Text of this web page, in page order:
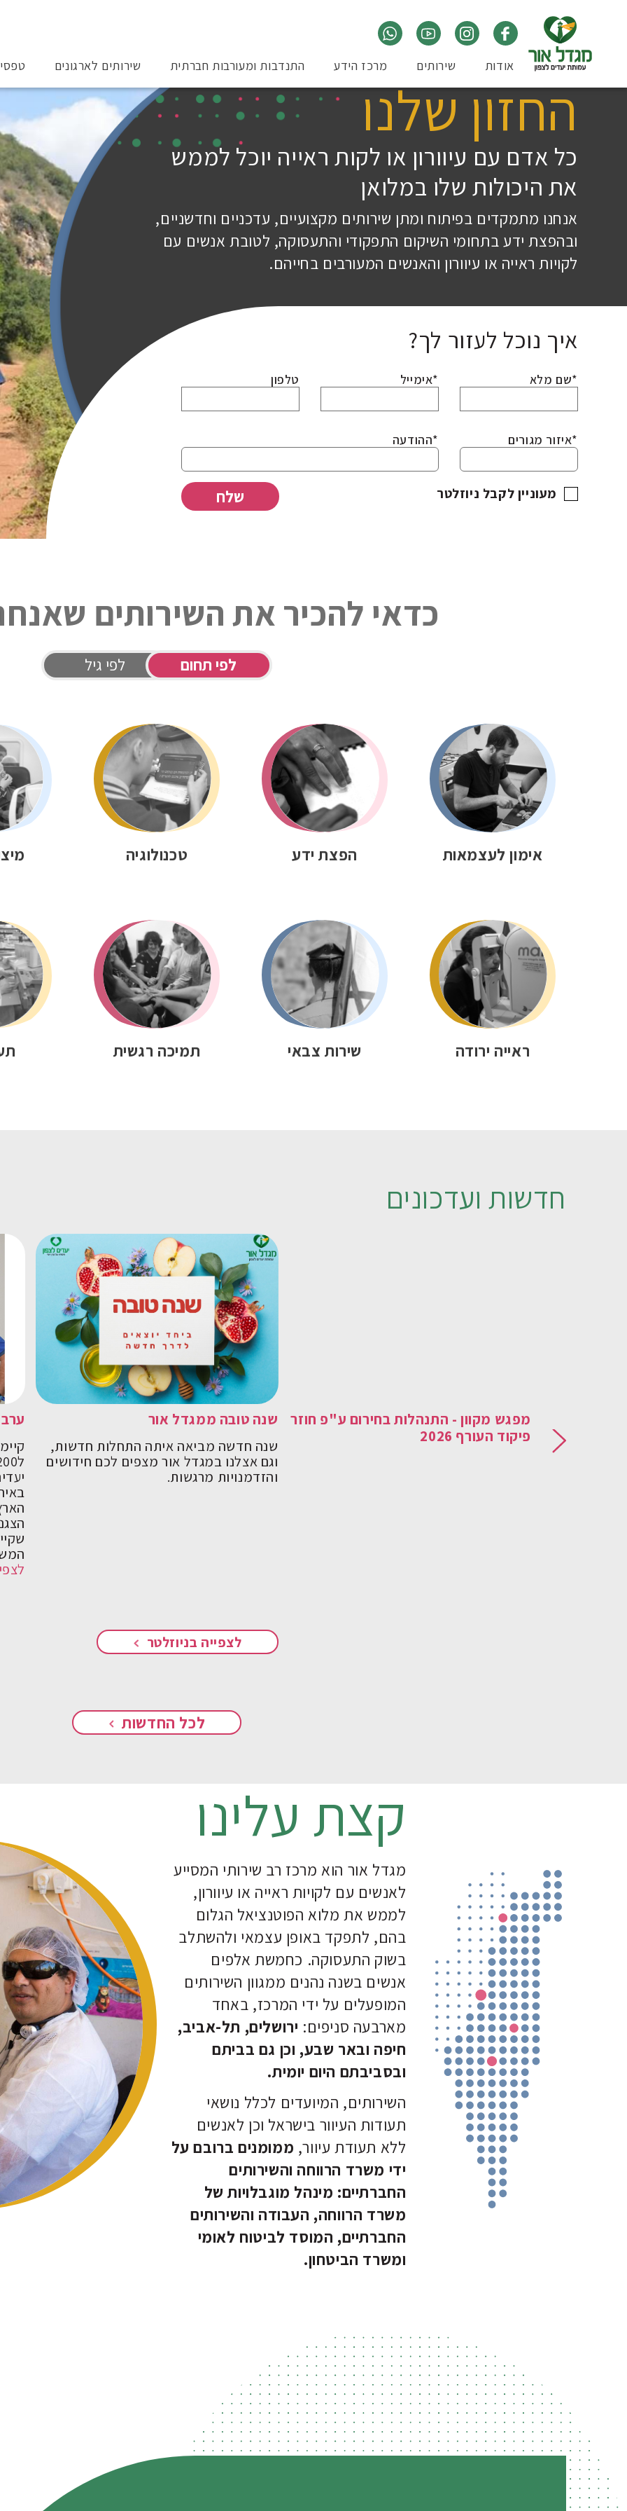
אודות שירותים מרכז הידע התנדבות ומעורבות חברתית שירותים לארגונים
החזון שלנו
כל אדם עם עיוורון או לקות ראייה יוכל לממש
את היכולות שלו במלואן
אנחנו מתמקדים בפיתוח ומתן שירותים מקצועיים, עדכניים וחדשניים,
ובהפצת ידע בתחומי השיקום התפקודי והתעסוקה, לטובת אנשים עם
לקויות ראייה או עיוורון והאנשים המעורבים בחייהם.
איך נוכל לעזור לך?
שם מלא* אימייל* טלפון
ההודעה* איזור מגורים*
מעוניין לקבל ניוזלטר
כדאי להכיר את השירותים
לפי תחום לפי גיל
אימון לעצמאות הפצת ידע טכנולוגיה
ראייה ירודה שירות צבאי תמיכה רגשית
חדשות ועדכונים
מפגש מקוון - התנהלות בחירום ע"פ חוזר
פיקוד העורף 2026
שנה טובה ממגדל אור
שנה חדשה מביאה איתה התחלות חדשות,
וגם אצלנו במגדל אור מצפים לכם חידושים
והזדמנויות מרגשות.
לצפייה בניוזלטר
לכל החדשות
קצת עלינו
מגדל אור הוא מרכז רב שירותי המסייע
לאנשים עם לקויות ראייה או עיוורון,
לממש את מלוא הפוטנציאל הגלום
בהם, לתפקד באופן עצמאי ולהשתלב
בשוק התעסוקה. כחמשת אלפים
אנשים בשנה נהנים ממגוון השירותים
המופעלים על ידי המרכז, באחד
מארבעה סניפים: ירושלים, תל-אביב,
חיפה ובאר שבע, וכן גם בביתם
ובסביבתם היום יומית.
השירותים, המיועדים לכלל נושאי
תעודות העיוור בישראל וכן לאנשים
ללא תעודת עיוור, ממומנים ברובם על
ידי משרד הרווחה והשירותים
החברתיים: מינהל מוגבלויות של
משרד הרווחה, העבודה והשירותים
החברתיים, המוסד לביטוח לאומי
ומשרד הביטחון.